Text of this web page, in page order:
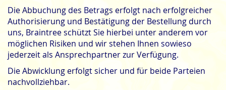
Die Abbuchung des Betrags erfolgt nach erfolgreicher
Authorisierung und Bestätigung der Bestellung durch
uns, Braintree schützt Sie hierbei unter anderem vor
möglichen Risiken und wir stehen Ihnen sowieso
jederzeit als Ansprechpartner zur Verfügung.
Die Abwicklung erfolgt sicher und für beide Parteien
nachvollziehbar.